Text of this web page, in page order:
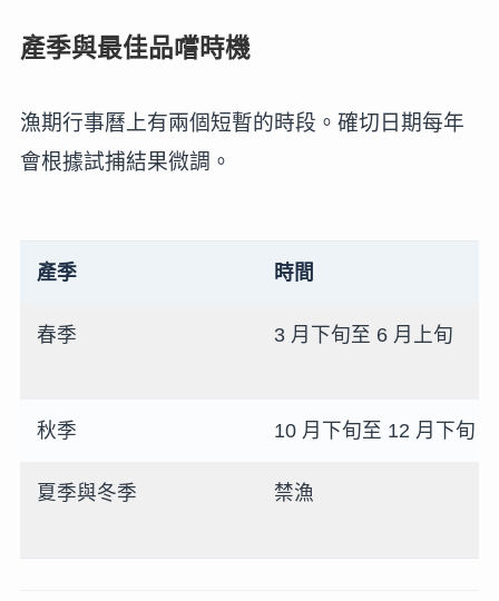
產季與最佳品嚐時機
漁期行事曆上有兩個短暫的時段。確切日期每年
會根據試捕結果微調。
產季 時間
春季 3 月下旬至 6 月上旬
秋季 10 月下旬至 12 月下旬
夏季與冬季 禁漁